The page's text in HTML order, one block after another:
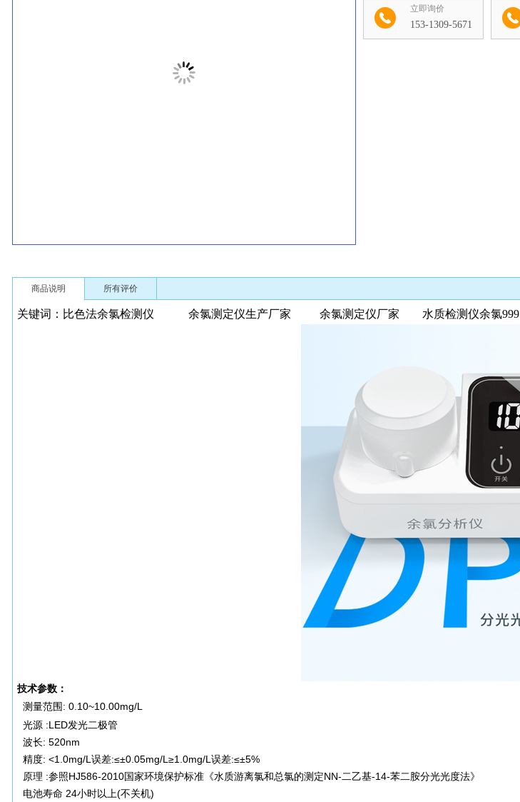
立即询价
153-1309-5671
商品说明 所有评价
关键词：比色法余氯检测仪 余氯测定仪生产厂家 余氯测定仪厂家 水质检测仪余氯999
技术参数：
测量范围: 0.10~10.00mg/L
光源 :LED发光二极管
波长: 520nm
精度: <1.0mg/L误差:≤±0.05mg/L≥1.0mg/L误差:≤±5%
原理 :参照HJ586-2010国家环境保护标准《水质游离氯和总氯的测定NN-二乙基-14-苯二胺分光光度法》
电池寿命 24小时以上(不关机)